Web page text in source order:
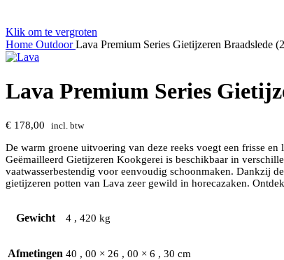
Klik om te vergroten
Home OutdoorLava Premium Series Gietijzeren Braadslede
Lava Premium Series
€ 178,00 incl. btw
De warm groene uitvoering van deze reeks voegt een frisse
Geëmailleerd Gietijzeren Kookgerei is beschikbaar in
vaatwasserbestendig voor eenvoudig schoonmaken. Dankzij
gietijzeren potten van Lava zeer gewild in horecazaken.
Gewicht 4 , 420 kg
Afmetingen 40 , 00 × 26 , 00 × 6 , 30 cm